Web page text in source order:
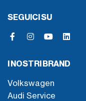
SEGUICI SU
I NOSTRI BRAND
Volkswagen
Audi Service